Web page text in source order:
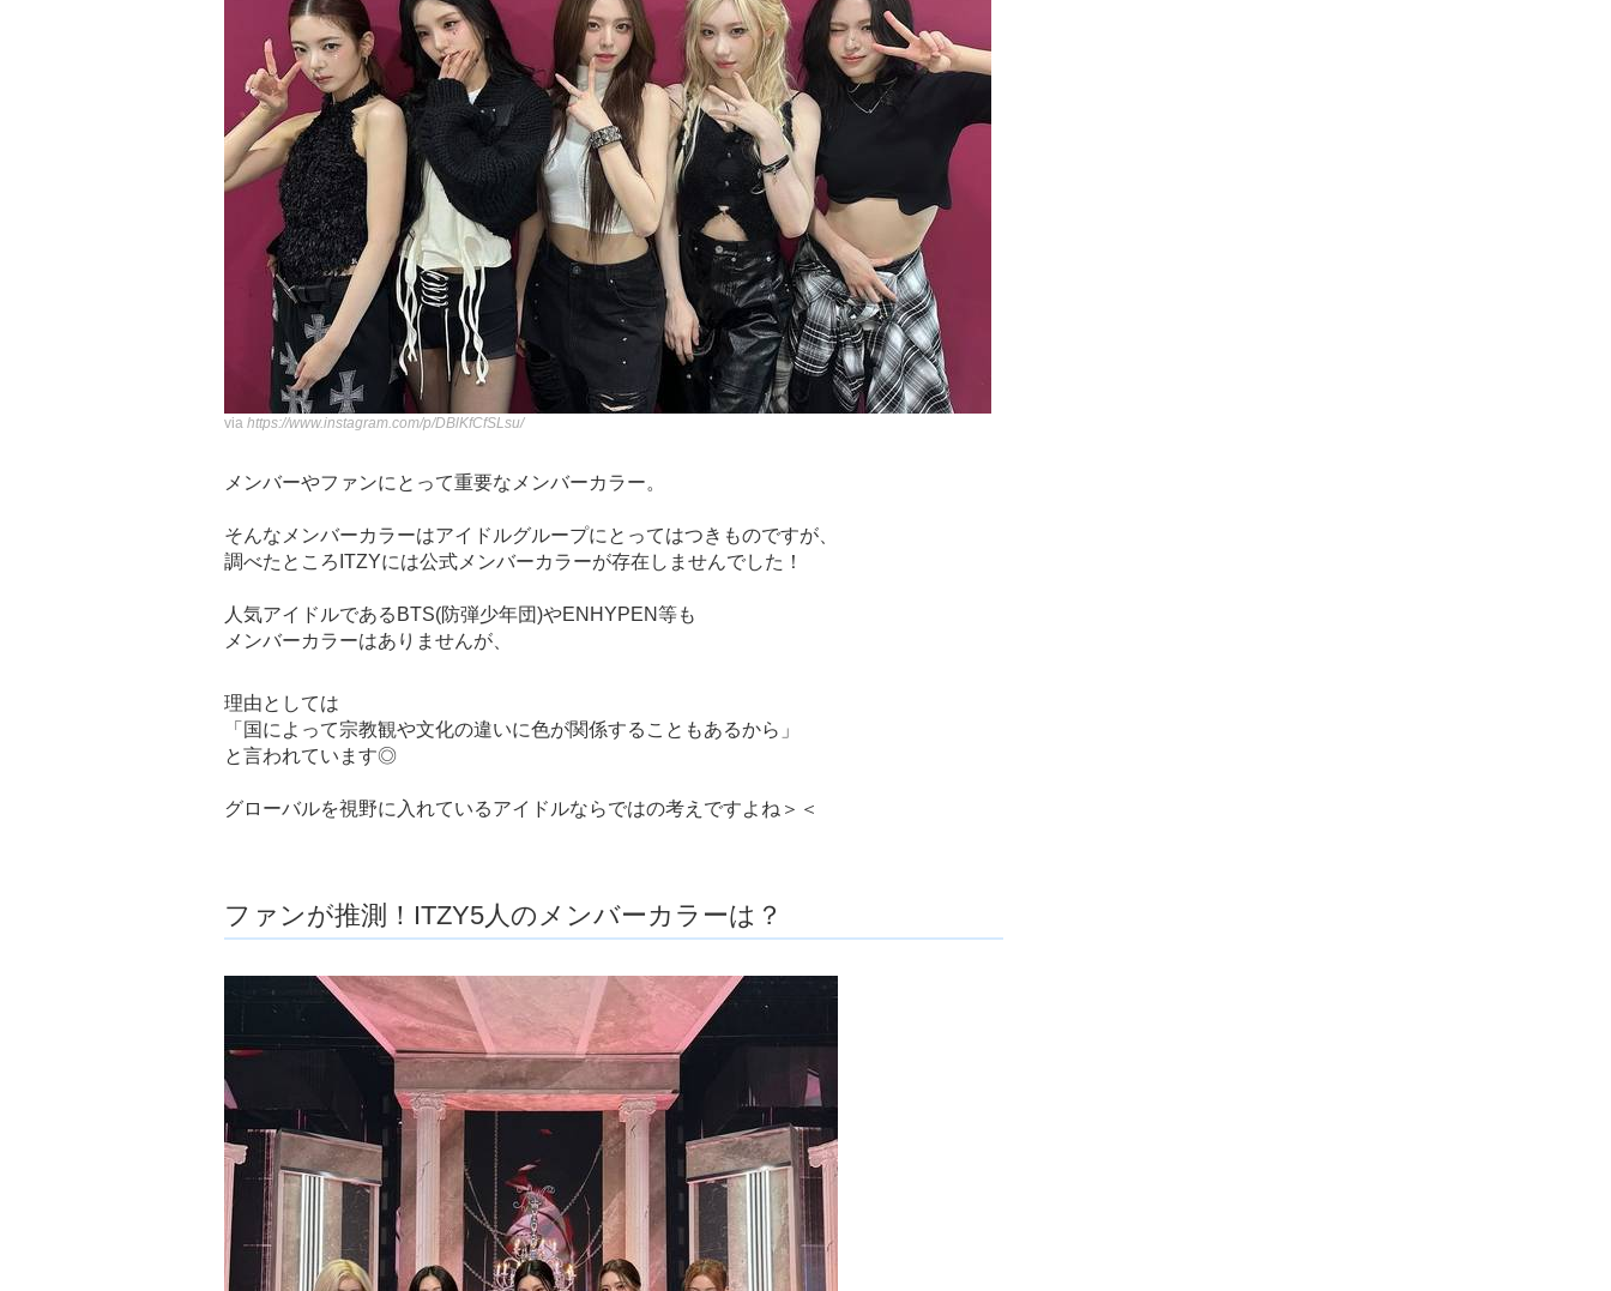
via https://www.instagram.com/p/DBlKfCfSLsu/
メンバーやファンにとって重要なメンバーカラー。
そんなメンバーカラーはアイドルグループにとってはつきものですが、
調べたところITZYには公式メンバーカラーが存在しませんでした！
人気アイドルであるBTS(防弾少年団)やENHYPEN等も
メンバーカラーはありませんが、
理由としては
「国によって宗教観や文化の違いに色が関係することもあるから」
と言われています◎
グローバルを視野に入れているアイドルならではの考えですよね＞＜
ファンが推測！ITZY5人のメンバーカラーは？